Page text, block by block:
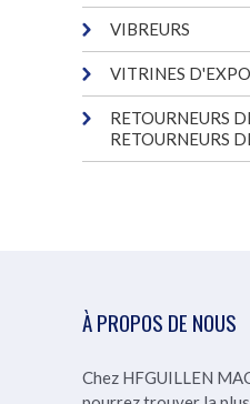
VIBREURS
VITRINES
RETOURNEURS
RETOURNEURS
À PROPOS DE NOUS
Chez HFGUILLEN